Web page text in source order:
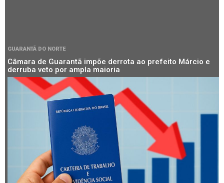
GUARANTÃ DO NORTE
Câmara de Guarantã impõe derrota ao prefeito Márcio e
derruba veto por ampla maioria